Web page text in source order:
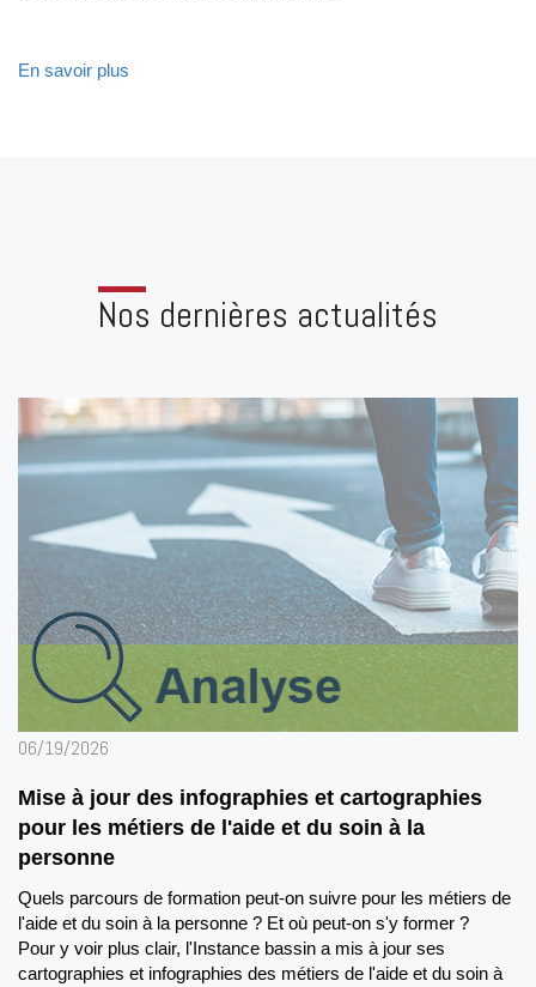
En savoir plus
Nos dernières actualités
06/19/2026
Mise à jour des infographies et cartographies
pour les métiers de l'aide et du soin à la
personne
Quels parcours de formation peut-on suivre pour les métiers de
l'aide et du soin à la personne ? Et où peut-on s'y former ?
Pour y voir plus clair, l'Instance bassin a mis à jour ses
cartographies et infographies des métiers de l'aide et du soin à